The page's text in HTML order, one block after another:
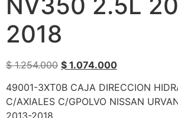
2018
$1.254.000 $ 1.074.000
49001-3XT0B CAJA DIRECCION
C/AXIALES C/GPOLVO NISSAN